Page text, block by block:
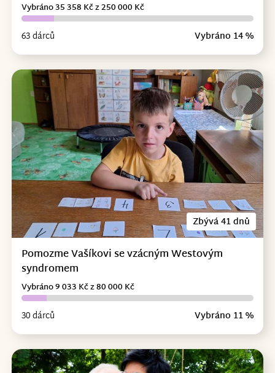
63 dárců Vybráno 14 %
Vybráno 35 358 Kč z 250 000 Kč
Zbývá 41 dnů
Pomozme Vašíkovi se vzácným Westovým
syndromem
30 dárců Vybráno 11 %
Vybráno 9 033 Kč z 80 000 Kč